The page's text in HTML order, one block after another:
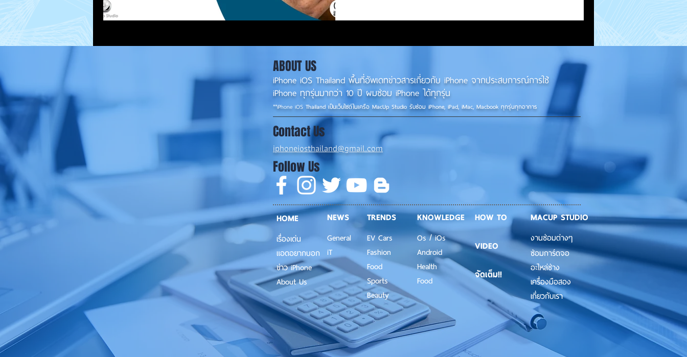
ABOUT US
iPhone iOS Thailand พื้นที่อัพเดทข่าวสารเกี่ยวกับ iPhone จากประสบการณ์การใช้
iPhone ทุกรุ่นมากว่า 10 ปี ผมซ่อม iPhone ได้ทุกรุ่น
**iPhone iOS Thailand เป็นเว็บไซต์ในเครือ MacUp Studio รับซ่อม iPhone, iPad, iMac, Macbook ทุกรุ่นทุกอาการ
Contact Us
iphoneiosthailand@gmail.com
Follow Us
HOME
เรื่องเด่น
แอดอยากบอก
ข่าว iPhone
About Us
NEWS
General
iT
TRENDS
EV Cars
Fashion
Food
Sports
Beauty
KNOWLEDGE
Os / iOs
Android
Health
Food
จัดเต็ม!!
HOW TO
VIDEO
MACUP STUDIO
งานซ่อมต่างๆ
ซ่อมการ์ดจอ
อะไหล่ช่าง
เครื่องมือสอง
เกี่ยวกับเรา